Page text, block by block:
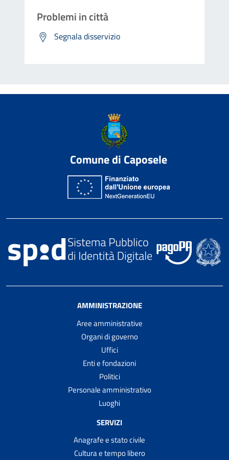
Problemi in città
Segnala disservizio
Comune di Caposele
AMMINISTRAZIONE
Aree amministrative
Organi di governo
Uffici
Enti e fondazioni
Politici
Personale amministrativo
Luoghi
SERVIZI
Anagrafe e stato civile
Cultura e tempo libero